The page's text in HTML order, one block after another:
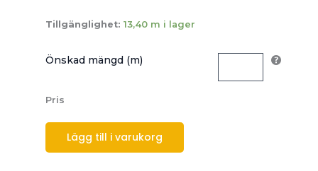
Tillgänglighet: 13,40 m i lager
Önskad mängd (m)
Pris
Lägg till i varukorg